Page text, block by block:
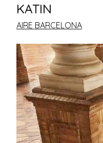
KATIN
AIRE BARCELONA